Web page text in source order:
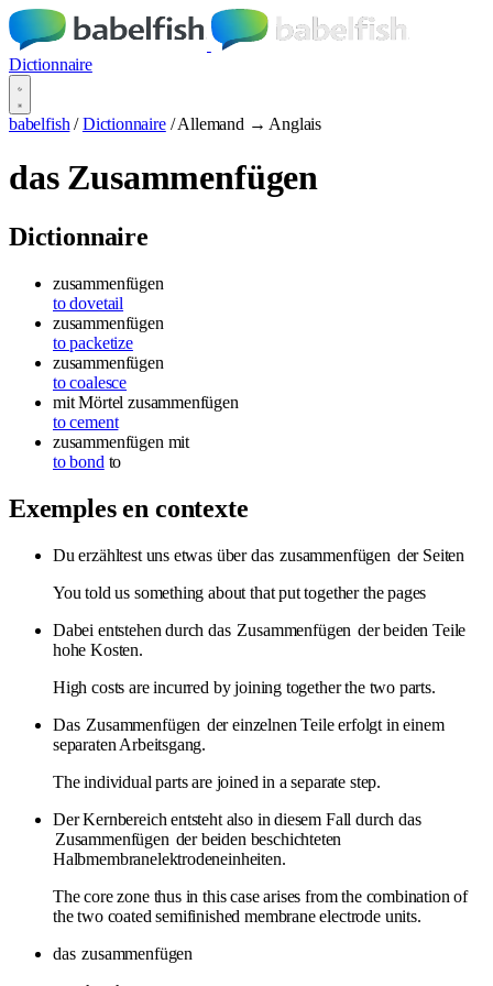
Dictionnaire
babelfish / Dictionnaire / Allemand → Anglais
das Zusammenfügen
Dictionnaire
zusammenfügen
to dovetail
zusammenfügen
to packetize
zusammenfügen
to coalesce
mit Mörtel zusammenfügen
to cement
zusammenfügen mit
to bond to
Exemples en contexte
Du erzähltest uns etwas über das zusammenfügen der Seiten
You told us something about that put together the pages
Dabei entstehen durch das Zusammenfügen der beiden Teile
hohe Kosten.
High costs are incurred by joining together the two parts.
Das Zusammenfügen der einzelnen Teile erfolgt in einem
separaten Arbeitsgang.
The individual parts are joined in a separate step.
Der Kernbereich entsteht also in diesem Fall durch das
Zusammenfügen der beiden beschichteten
Halbmembranelektrodeneinheiten.
The core zone thus in this case arises from the combination of
the two coated semifinished membrane electrode units.
das zusammenfügen